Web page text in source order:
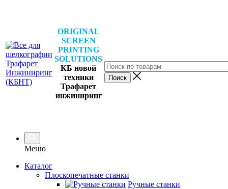
ORIGINAL
SCREEN
PRINTING
SOLUTIONS
КБ новой
техники
Трафарет
инжиниринг
Меню
Каталог
Плоскопечатные станки
Ручные станки